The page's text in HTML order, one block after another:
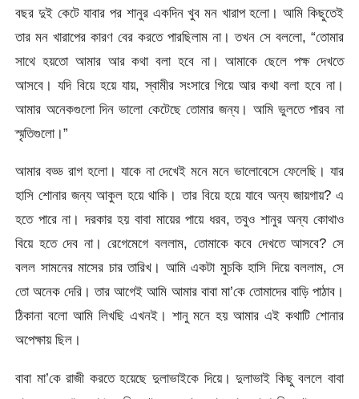
বছর দুই কেটে যাবার পর শানুর একদিন খুব মন খারাপ হলো। আমি কিছুতেই
তার মন খারাপের কারণ বের করতে পারছিলাম না। তখন সে বললো, “তোমার
সাথে হয়তো আমার আর কথা বলা হবে না। আমাকে ছেলে পক্ষ দেখতে
আসবে। যদি বিয়ে হয়ে যায়, স্বামীর সংসারে গিয়ে আর কথা বলা হবে না।
আমার অনেকগুলো দিন ভালো কেটেছে তোমার জন্য। আমি ভুলতে পারব না
স্মৃতিগুলো।”
আমার বড্ড রাগ হলো। যাকে না দেখেই মনে মনে ভালোবেসে ফেলেছি। যার
হাসি শোনার জন্য আকুল হয়ে থাকি। তার বিয়ে হয়ে যাবে অন্য জায়গায়? এ
হতে পারে না। দরকার হয় বাবা মায়ের পায়ে ধরব, তবুও শানুর অন্য কোথাও
বিয়ে হতে দেব না। রেগেমেগে বললাম, তোমাকে কবে দেখতে আসবে? সে
বলল সামনের মাসের চার তারিখ। আমি একটা মুচকি হাসি দিয়ে বললাম, সে
তো অনেক দেরি। তার আগেই আমি আমার বাবা মা’কে তোমাদের বাড়ি পাঠাব।
ঠিকানা বলো আমি লিখছি এখনই। শানু মনে হয় আমার এই কথাটি শোনার
অপেক্ষায় ছিল।
বাবা মা’কে রাজী করতে হয়েছে দুলাভাইকে দিয়ে। দুলাভাই কিছু বললে বাবা